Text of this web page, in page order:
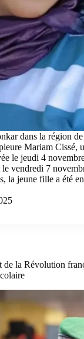
dans la région de
Mariam Cissé,
le jeudi 4
vendredi 7
la jeune fille a été
de la Révolution